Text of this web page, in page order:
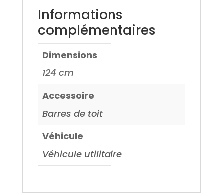
Informations
complémentaires
Dimensions
124 cm
Accessoire
Barres de toit
Véhicule
Véhicule utilitaire